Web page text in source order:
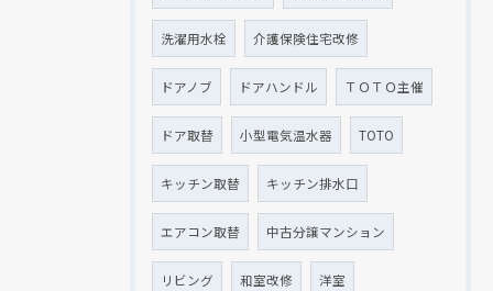
洗濯用水栓 介護保険住宅改修
ドアノブ ドアハンドル ＴＯＴＯ主催
ドア取替 小型電気温水器 TOTO
キッチン取替 キッチン排水口
エアコン取替 中古分譲マンション
リビング 和室改修 洋室